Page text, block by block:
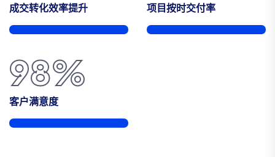
成交转化效率提升 项目按时交付率
98%
客户满意度